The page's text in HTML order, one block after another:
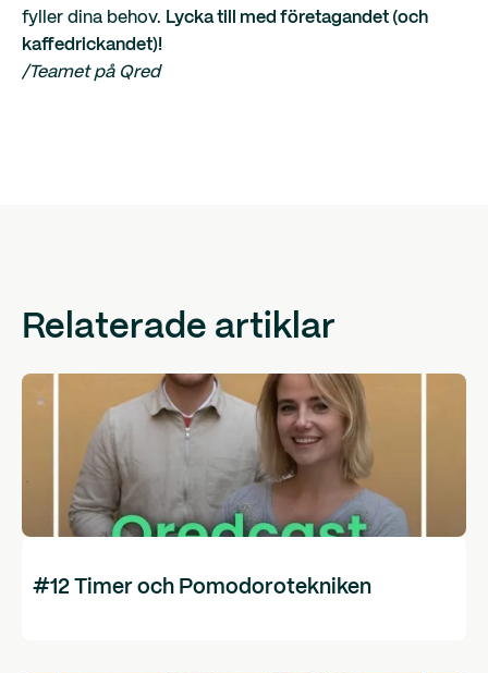
fyller dina behov. Lycka till med företagandet (och
kaffedrickandet)!
/Teamet på Qred
Relaterade artiklar
#12 Timer och Pomodorotekniken